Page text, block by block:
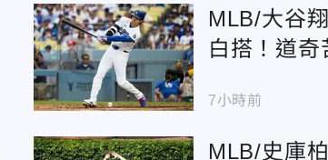
MLB/大谷
白搭！道奇
7小時前
MLB/史庫